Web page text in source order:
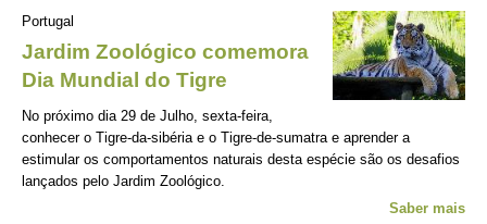
Portugal
Jardim Zoológico comemora
Dia Mundial do Tigre
No próximo dia 29 de Julho, sexta-feira,
conhecer o Tigre-da-sibéria e o Tigre-de-sumatra e aprender a
estimular os comportamentos naturais desta espécie são os desafios
lançados pelo Jardim Zoológico.
Saber mais